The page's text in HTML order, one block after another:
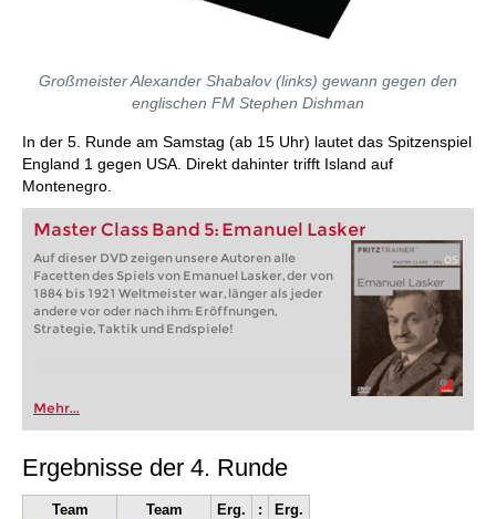
Großmeister Alexander Shabalov (links) gewann gegen den
englischen FM Stephen Dishman
In der 5. Runde am Samstag (ab 15 Uhr) lautet das Spitzenspiel
England 1 gegen USA. Direkt dahinter trifft Island auf
Montenegro.
Master Class Band 5: Emanuel Lasker
Auf dieser DVD zeigen unsere Autoren alle
Facetten des Spiels von Emanuel Lasker, der von
1884 bis 1921 Weltmeister war, länger als jeder
andere vor oder nach ihm: Eröffnungen,
Strategie, Taktik und Endspiele!
Mehr...
Ergebnisse der 4. Runde
Team Team Erg. : Erg.